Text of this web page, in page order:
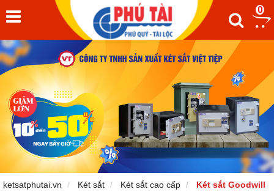
0
ketsatphutai.vn Két sắt Két sắt cao cấp Két sắt Goodwill